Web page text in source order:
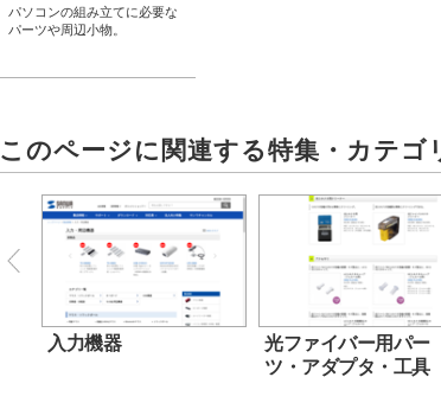
パソコンの組み立てに必要な
パーツや周辺小物。
このページに関連する特集・カテゴ
入力機器
光ファイバー用パー
ツ・アダプタ・工具